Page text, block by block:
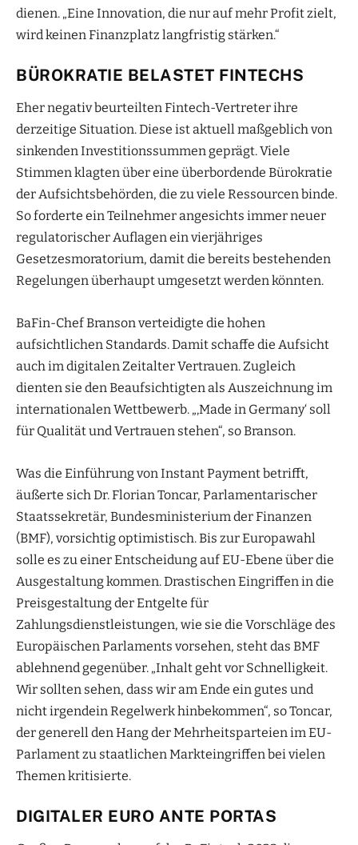
dienen. „Eine Innovation, die nur auf mehr Profit zielt,
wird keinen Finanzplatz langfristig stärken.“
BÜROKRATIE BELASTET FINTECHS
Eher negativ beurteilten Fintech-Vertreter ihre
derzeitige Situation. Diese ist aktuell maßgeblich von
sinkenden Investitionssummen geprägt. Viele
Stimmen klagten über eine überbordende Bürokratie
der Aufsichtsbehörden, die zu viele Ressourcen binde.
So forderte ein Teilnehmer angesichts immer neuer
regulatorischer Auflagen ein vierjähriges
Gesetzesmoratorium, damit die bereits bestehenden
Regelungen überhaupt umgesetzt werden könnten.
BaFin-Chef Branson verteidigte die hohen
aufsichtlichen Standards. Damit schaffe die Aufsicht
auch im digitalen Zeitalter Vertrauen. Zugleich
dienten sie den Beaufsichtigten als Auszeichnung im
internationalen Wettbewerb. „‚Made in Germany‘ soll
für Qualität und Vertrauen stehen“, so Branson.
Was die Einführung von Instant Payment betrifft,
äußerte sich Dr. Florian Toncar, Parlamentarischer
Staatssekretär, Bundesministerium der Finanzen
(BMF), vorsichtig optimistisch. Bis zur Europawahl
solle es zu einer Entscheidung auf EU-Ebene über die
Ausgestaltung kommen. Drastischen Eingriffen in die
Preisgestaltung der Entgelte für
Zahlungsdienstleistungen, wie sie die Vorschläge des
Europäischen Parlaments vorsehen, steht das BMF
ablehnend gegenüber. „Inhalt geht vor Schnelligkeit.
Wir sollten sehen, dass wir am Ende ein gutes und
nicht irgendein Regelwerk hinbekommen“, so Toncar,
der generell den Hang der Mehrheitsparteien im EU-
Parlament zu staatlichen Markteingriffen bei vielen
Themen kritisierte.
DIGITALER EURO ANTE PORTAS